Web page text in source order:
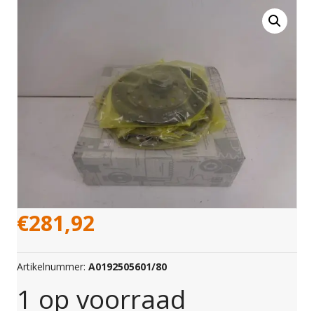
€281,92
Artikelnummer: A0192505601/80
1 op voorraad